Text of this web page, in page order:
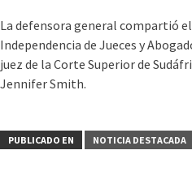
La defensora general compartió
Independencia de Jueces y
juez de la Corte Superior de
Jennifer Smith.
PUBLICADO EN NOTICIA DESTACADA